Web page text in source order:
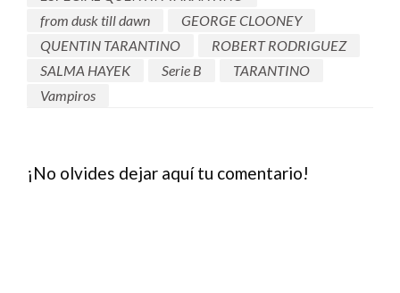
from dusk till dawn
GEORGE CLOONEY
QUENTIN TARANTINO
ROBERT RODRIGUEZ
SALMA HAYEK
Serie B
TARANTINO
Vampiros
¡No olvides dejar aquí tu comentario!